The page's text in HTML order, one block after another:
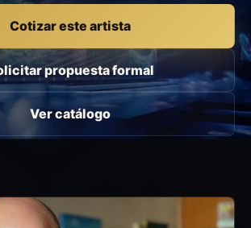
Cotizar este artista
propuesta formal
Ver catálogo